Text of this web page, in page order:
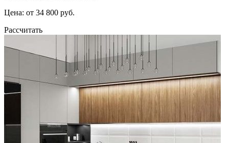
Цена: от 34 800 руб.
Рассчитать